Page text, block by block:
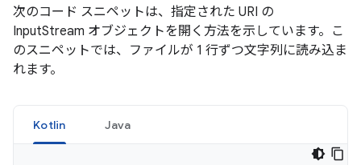
次のコード スニペットは、指定された URI の
InputStream オブジェクトを開く方法を示しています。こ
のスニペットでは、ファイルが 1 行ずつ文字列に読み込ま
れます。
Kotlin Java